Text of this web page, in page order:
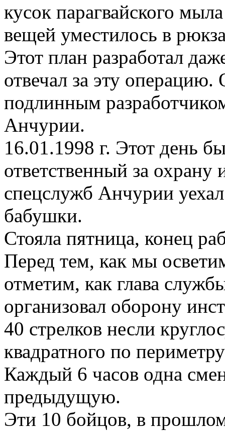
кусок парагвайского
вещей уместилось в
Этот план разработал
отвечал за эту
подлинным
Анчурии.
16.01.1998 г. Этот день
ответственный за охрану
спецслужб Анчурии
бабушки.
Стояла пятница, конец
Перед тем, как мы
отметим, как глава
организовал оборону
40 стрелков несли
квадратного по
Каждый 6 часов одна
предыдущую.
Эти 10 бойцов, в